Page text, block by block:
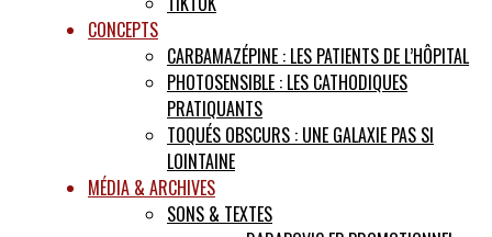
CONCEPTS
CARBAMAZÉPINE : LES PATIENTS DE L’HÔPITAL
PHOTOSENSIBLE : LES CATHODIQUES
PRATIQUANTS
TOQUÉS OBSCURS : UNE GALAXIE PAS SI
LOINTAINE
MÉDIA & ARCHIVES
SONS & TEXTES